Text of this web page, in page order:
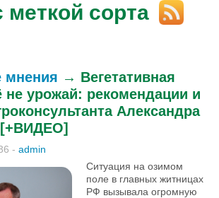
сорта
мнения → Вегетативная
не урожай: рекомендации и
Александра
- admin
Ситуация на озимом
поле в главных житницах
РФ вызывала огромную